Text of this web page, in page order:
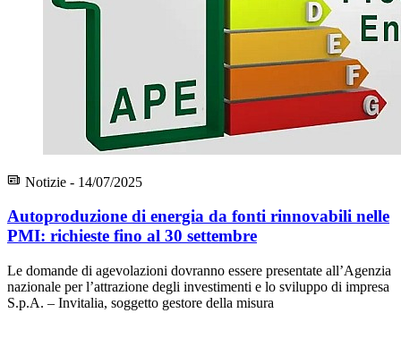
Notizie - 14/07/2025
Autoproduzione di energia da fonti rinnovabili nelle
PMI: richieste fino al 30 settembre
Le domande di agevolazioni dovranno essere presentate all’Agenzia
nazionale per l’attrazione degli investimenti e lo sviluppo di impresa
S.p.A. – Invitalia, soggetto gestore della misura